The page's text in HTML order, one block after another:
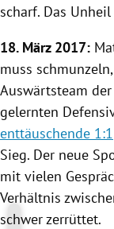
scharf. Das
18. März 2017:
muss
Auswärtsteam
gelernten
enttäuschende 1:1
Sieg. Der neue
mit vielen
Verhältnis
schwer zerrüttet.